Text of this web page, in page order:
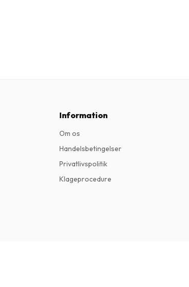
Information
Om os
Handelsbetingelser
Privatlivspolitik
Klageprocedure